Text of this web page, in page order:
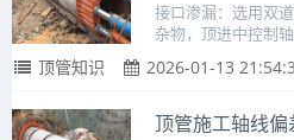
接口渗漏：选用双
杂物，顶进中控制
顶管知识 2026-01-13
顶管施工轴线偏